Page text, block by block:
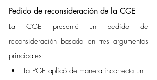
Pedido de reconsideración de la CGE
La CGE presentó un pedido de
reconsideración basado en tres argumentos
principales:
La PGE aplicó de manera incorrecta un